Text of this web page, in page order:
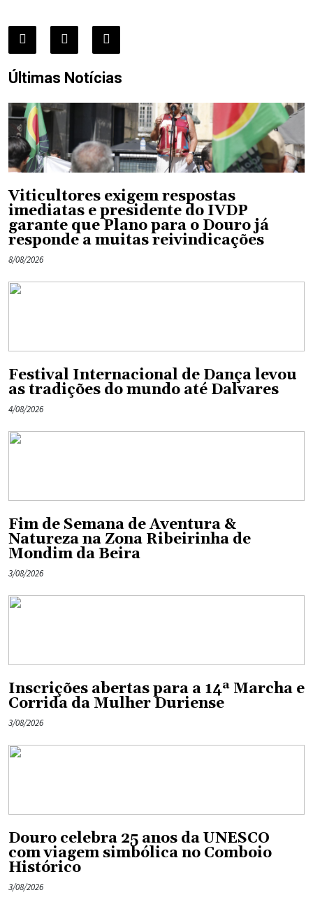
Últimas Notícias
Viticultores exigem respostas
imediatas e presidente do IVDP
garante que Plano para o Douro já
responde a muitas reivindicações
8/08/2026
Festival Internacional de Dança levou
as tradições do mundo até Dalvares
4/08/2026
Fim de Semana de Aventura &
Natureza na Zona Ribeirinha de
Mondim da Beira
3/08/2026
Inscrições abertas para a 14ª Marcha e
Corrida da Mulher Duriense
3/08/2026
Douro celebra 25 anos da UNESCO
com viagem simbólica no Comboio
Histórico
3/08/2026